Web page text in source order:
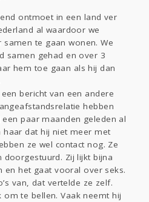
Doen
Zien
ontmoet in een land ver
al waardoor we
te gaan wonen. We
samen gehad en over 3
hem toe gaan als hij dan
bericht van een andere
hebben
paar maanden geleden al
haar dat hij niet meer met
ze wel contact nog. Ze
doorgestuurd. Zij lijkt bijna
en het gaat vooral over seks.
van, dat vertelde ze zelf.
te bellen. Vaak neemt hij